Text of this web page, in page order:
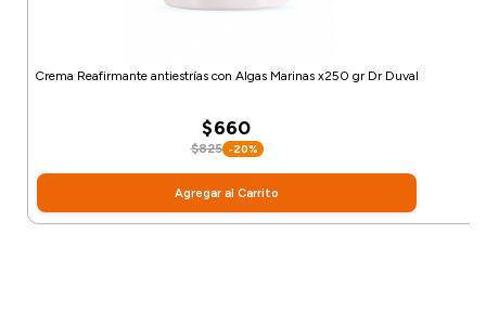
Crema Reafirmante antiestrías con Algas Marinas x250 gr Dr Duval
$660
$825 -20%
Agregar al Carrito